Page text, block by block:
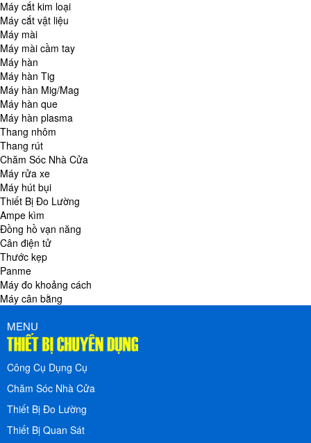
Máy cắt kim loại
Máy cắt vật liệu
Máy mài
Máy mài cầm tay
Máy hàn
Máy hàn Tig
Máy hàn Mig/Mag
Máy hàn que
Máy hàn plasma
Thang nhôm
Thang rút
Chăm Sóc Nhà Cửa
Máy rửa xe
Máy hút bụi
Thiết Bị Đo Lường
Ampe kìm
Đồng hồ vạn năng
Cân điện tử
Thước kẹp
Panme
Máy đo khoảng cách
Máy cân bằng
MENU
Công Cụ Dụng Cụ
Chăm Sóc Nhà Cửa
Thiết Bị Đo Lường
Thiết Bị Quan Sát